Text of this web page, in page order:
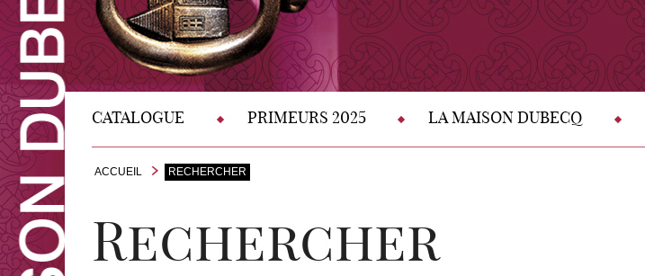
CATALOGUE PRIMEURS 2025 LA MAISON DUBECQ
ACCUEIL RECHERCHER
Rechercher